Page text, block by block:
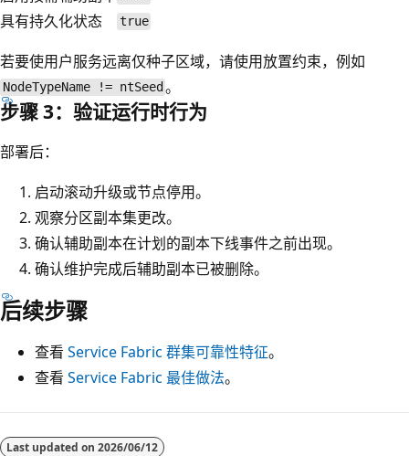
具有持久化状态 true
若要使用户服务远离仅种子区域，请使用放置约束，例如
NodeTypeName != ntSeed 。
步骤 3：验证运行时行为
部署后：
启动滚动升级或节点停用。
观察分区副本集更改。
确认辅助副本在计划的副本下线事件之前出现。
确认维护完成后辅助副本已被删除。
后续步骤
查看 Service Fabric 群集可靠性特征。
查看 Service Fabric 最佳做法。
Last updated on 2026/06/12